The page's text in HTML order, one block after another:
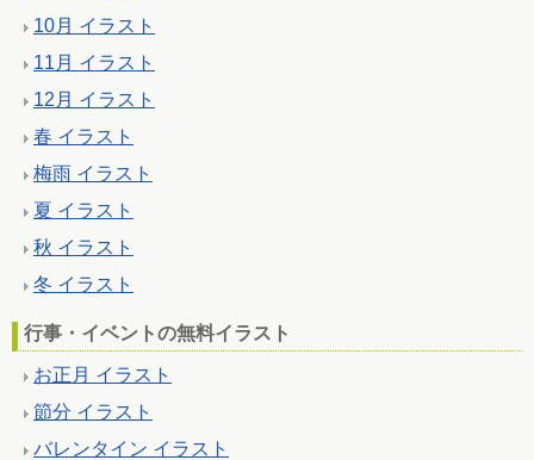
10月 イラスト
11月 イラスト
12月 イラスト
春 イラスト
梅雨 イラスト
夏 イラスト
秋 イラスト
冬 イラスト
行事・イベントの無料イラスト
お正月 イラスト
節分 イラスト
バレンタイン イラスト